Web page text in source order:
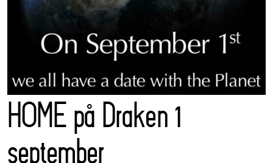
HOME på Draken 1
september